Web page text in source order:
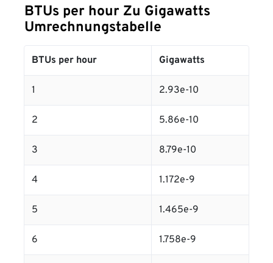
BTUs per hour Zu Gigawatts
Umrechnungstabelle
BTUs per hour Gigawatts
1 2.93e-10
2 5.86e-10
3 8.79e-10
4 1.172e-9
5 1.465e-9
6 1.758e-9